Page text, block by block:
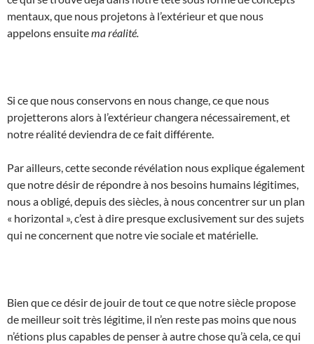
mentaux, que nous projetons à l’extérieur et que nous
appelons ensuitema réalité.
Si ce que nous conservons en nous change, ce que nous
projetterons alors à l’extérieur changera nécessairement, et
notre réalité deviendra de ce fait différente.
Par ailleurs, cette seconde révélation nous explique également
que notre désir de répondre à nos besoins humains légitimes,
nous a obligé, depuis des siècles, à nous concentrer sur un plan
« horizontal », c’est à dire presque exclusivement sur des sujets
qui ne concernent que notre vie sociale et matérielle.
Bien que ce désir de jouir de tout ce que notre siècle propose
de meilleur soit très légitime, il n’en reste pas moins que nous
n’étions plus capables de penser à autre chose qu’à cela, ce qui